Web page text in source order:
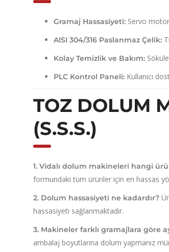
Gramaj Hassasiyeti: Servo
AISI 304/316 Paslanmaz Çelik:
Kolay Temizlik ve Bakım:
PLC Kontrol Paneli: Kullanıcı
TOZ DOLUM
(S.S.S.)
1. Vidalı dolum makineleri hangi
formundaki tüm ürünler için en hassas
2. Dolum hassasiyeti ne kadardır?
hassasiyeti sağlanmaktadır.
3. Makineler farklı gramajlara göre
ambalaj boyutlarına dolum yapmanız